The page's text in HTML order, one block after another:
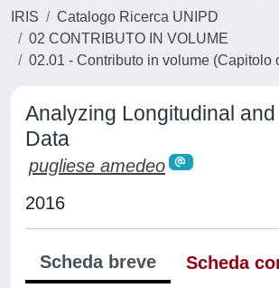
IRIS
Catalogo Ricerca UNIPD
02 CONTRIBUTO IN VOLUME
02.01 - Contributo in volume (Capitolo
Analyzing Longitudinal
Data
pugliese amedeo
2016
Scheda breve
Scheda